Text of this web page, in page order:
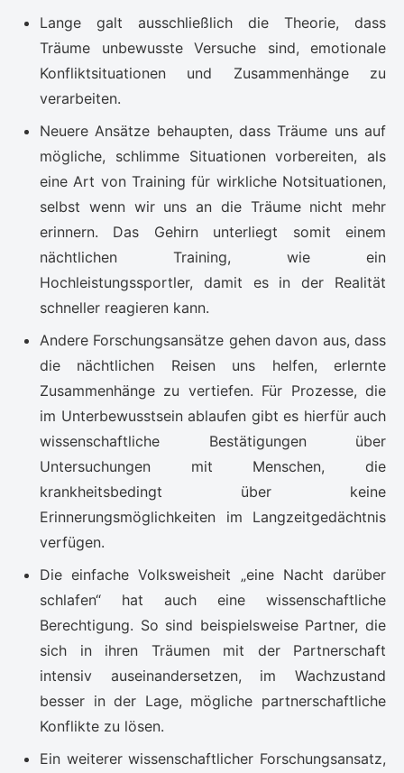
Lange galt ausschließlich die Theorie, dass
Träume unbewusste Versuche sind, emotionale
Konfliktsituationen und Zusammenhänge zu
verarbeiten.
Neuere Ansätze behaupten, dass Träume uns auf
mögliche, schlimme Situationen vorbereiten, als
eine Art von Training für wirkliche Notsituationen,
selbst wenn wir uns an die Träume nicht mehr
erinnern. Das Gehirn unterliegt somit einem
nächtlichen Training, wie ein
Hochleistungssportler, damit es in der Realität
schneller reagieren kann.
Andere Forschungsansätze gehen davon aus, dass
die nächtlichen Reisen uns helfen, erlernte
Zusammenhänge zu vertiefen. Für Prozesse, die
im Unterbewusstsein ablaufen gibt es hierfür auch
wissenschaftliche Bestätigungen über
Untersuchungen mit Menschen, die
krankheitsbedingt über keine
Erinnerungsmöglichkeiten im Langzeitgedächtnis
verfügen.
Die einfache Volksweisheit „eine Nacht darüber
schlafen“ hat auch eine wissenschaftliche
Berechtigung. So sind beispielsweise Partner, die
sich in ihren Träumen mit der Partnerschaft
intensiv auseinandersetzen, im Wachzustand
besser in der Lage, mögliche partnerschaftliche
Konflikte zu lösen.
Ein weiterer wissenschaftlicher Forschungsansatz,